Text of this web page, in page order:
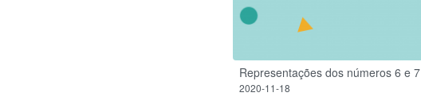
Representações dos números 6 e 7
2020-11-18